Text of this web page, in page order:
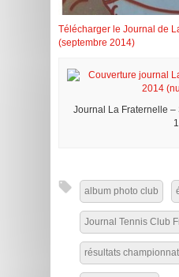
Télécharger le Journal de
(septembre 2014)
Journal La Fraternelle
album photo club
Journal Tennis Club
résultats